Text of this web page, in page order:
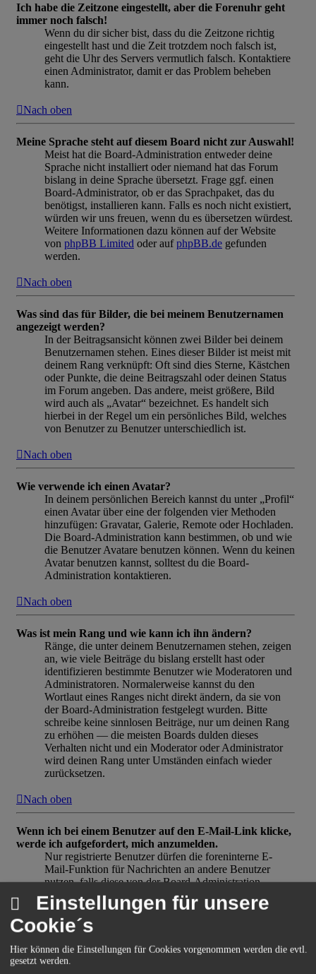
Ich habe die Zeitzone eingestellt, aber die Forenuhr geht
immer noch falsch!
Wenn du dir sicher bist, dass du die Zeitzone richtig
eingestellt hast und die Zeit trotzdem noch falsch ist,
geht die Uhr des Servers vermutlich falsch. Kontaktiere
einen Administrator, damit er das Problem beheben
kann.
Nach oben
Meine Sprache steht auf diesem Board nicht zur Auswahl!
Meist hat die Board-Administration entweder deine
Sprache nicht installiert oder niemand hat das Forum
bislang in deine Sprache übersetzt. Frage ggf. einen
Board-Administrator, ob er das Sprachpaket, das du
benötigst, installieren kann. Falls es noch nicht existiert,
würden wir uns freuen, wenn du es übersetzen würdest.
Weitere Informationen dazu können auf der Website
von phpBB Limited oder aufphpBB.de gefunden
werden.
Nach oben
Was sind das für Bilder, die bei meinem Benutzernamen
angezeigt werden?
In der Beitragsansicht können zwei Bilder bei deinem
Benutzernamen stehen. Eines dieser Bilder ist meist mit
deinem Rang verknüpft: Oft sind dies Sterne, Kästchen
oder Punkte, die deine Beitragszahl oder deinen Status
im Forum angeben. Das andere, meist größere, Bild
wird auch als „Avatar“ bezeichnet. Es handelt sich
hierbei in der Regel um ein persönliches Bild, welches
von Benutzer zu Benutzer unterschiedlich ist.
Nach oben
Wie verwende ich einen Avatar?
In deinem persönlichen Bereich kannst du unter „Profil“
einen Avatar über eine der folgenden vier Methoden
hinzufügen: Gravatar, Galerie, Remote oder Hochladen.
Die Board-Administration kann bestimmen, ob und wie
die Benutzer Avatare benutzen können. Wenn du keinen
Avatar benutzen kannst, solltest du die Board-
Administration kontaktieren.
Nach oben
Was ist mein Rang und wie kann ich ihn ändern?
Ränge, die unter deinem Benutzernamen stehen, zeigen
an, wie viele Beiträge du bislang erstellt hast oder
identifizieren bestimmte Benutzer wie Moderatoren und
Administratoren. Normalerweise kannst du den
Wortlaut eines Ranges nicht direkt ändern, da sie von
der Board-Administration festgelegt wurden. Bitte
schreibe keine sinnlosen Beiträge, nur um deinen Rang
zu erhöhen — die meisten Boards dulden dieses
Verhalten nicht und ein Moderator oder Administrator
wird deinen Rang unter Umständen einfach wieder
zurücksetzen.
Nach oben
Wenn ich bei einem Benutzer auf den E-Mail-Link klicke,
werde ich aufgefordert, mich anzumelden.
Nur registrierte Benutzer dürfen die foreninterne E-
Mail-Funktion für Nachrichten an andere Benutzer
nutzen, falls diese von der Board-Administration
freigeschaltet wurde. Diese Maßnahme soll den
Missbrauch dieses Systems durch Gäste verhindern.
Nach oben
Beiträge schreiben
Einstellungen für unsere
Cookie´s
Hier können die Einstellungen für Cookies vorgenommen werden die evtl.
gesetzt werden.